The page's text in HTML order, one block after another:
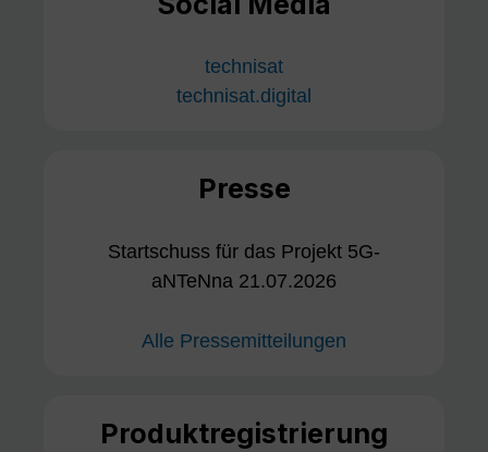
technisat
technisat.digital
Presse
Startschuss für das Projekt 5G-
aNTeNna 21.07.2026
Alle Pressemitteilungen
Produktregistrierung